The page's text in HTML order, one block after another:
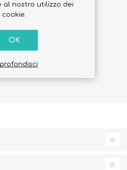
al nostro utilizzo dei
cookie.
OK